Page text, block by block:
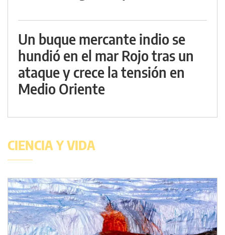
Un buque mercante indio se
hundió en el mar Rojo tras un
ataque y crece la tensión en
Medio Oriente
CIENCIA Y VIDA